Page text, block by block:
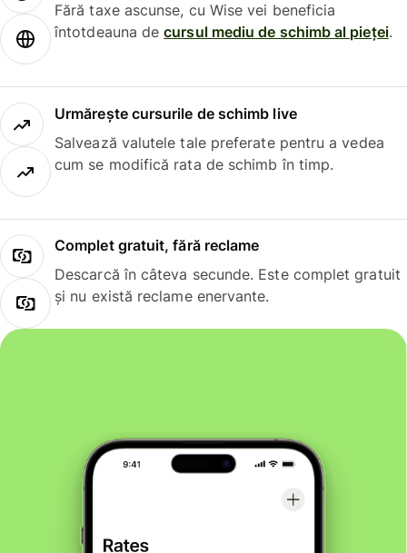
Fără taxe ascunse, cu Wise vei beneficia
întotdeauna decursul mediu de schimb al pieței.
Urmărește cursurile de schimb live
Salvează valutele tale preferate pentru a vedea
cum se modifică rata de schimb în timp.
Complet gratuit, fără reclame
Descarcă în câteva secunde. Este complet gratuit
și nu există reclame enervante.